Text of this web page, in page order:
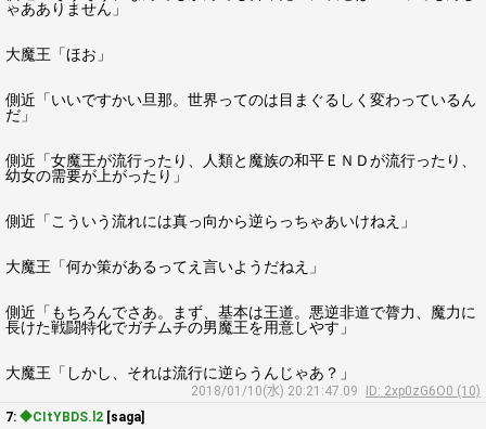
ゃあありません」
大魔王「ほお」
側近「いいですかい旦那。世界ってのは目まぐるしく変わっているん
だ」
側近「女魔王が流行ったり、人類と魔族の和平ＥＮＤが流行ったり、
幼女の需要が上がったり」
側近「こういう流れには真っ向から逆らっちゃあいけねえ」
大魔王「何か策があるってえ言いようだねえ」
側近「もちろんでさあ。まず、基本は王道。悪逆非道で膂力、魔力に
長けた戦闘特化でガチムチの男魔王を用意しやす」
大魔王「しかし、それは流行に逆らうんじゃあ？」
2018/01/10(水) 20:21:47.09
ID: 2xp0zG6O0 (10)
7: ◆CItYBDS.l2 [saga]